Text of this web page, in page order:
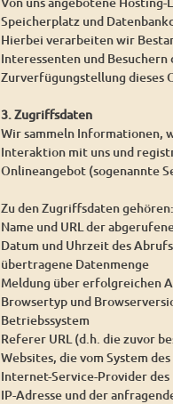
Speicherplatz und
Hierbei verarbeiten wir
Interessenten und
Zurverfügungstellung dieses
3. Zugriffsdaten
Wir sammeln Informationen,
Interaktion mit uns und
Onlineangebot (sogenannte
Zu den Zugriffsdaten gehören:
Name und URL der
Datum und Uhrzeit des Abrufs
übertragene Datenmenge
Meldung über erfolgreichen
Browsertyp und
Betriebssystem
Referer URL (d.h. die zuvor
Websites, die vom System
Internet-Service-Provider
IP-Adresse und der